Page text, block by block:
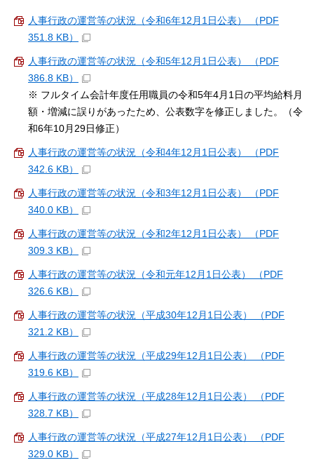
人事行政の運営等の状況（令和6年12月1日公表） （PDF
351.8 KB）
人事行政の運営等の状況（令和5年12月1日公表） （PDF
386.8 KB）
※ フルタイム会計年度任用職員の令和5年4月1日の平均給料月
額・増減に誤りがあったため、公表数字を修正しました。（令
和6年10月29日修正）
人事行政の運営等の状況（令和4年12月1日公表） （PDF
342.6 KB）
人事行政の運営等の状況（令和3年12月1日公表） （PDF
340.0 KB）
人事行政の運営等の状況（令和2年12月1日公表） （PDF
309.3 KB）
人事行政の運営等の状況（令和元年12月1日公表） （PDF
326.6 KB）
人事行政の運営等の状況（平成30年12月1日公表） （PDF
321.2 KB）
人事行政の運営等の状況（平成29年12月1日公表） （PDF
319.6 KB）
人事行政の運営等の状況（平成28年12月1日公表） （PDF
328.7 KB）
人事行政の運営等の状況（平成27年12月1日公表） （PDF
329.0 KB）